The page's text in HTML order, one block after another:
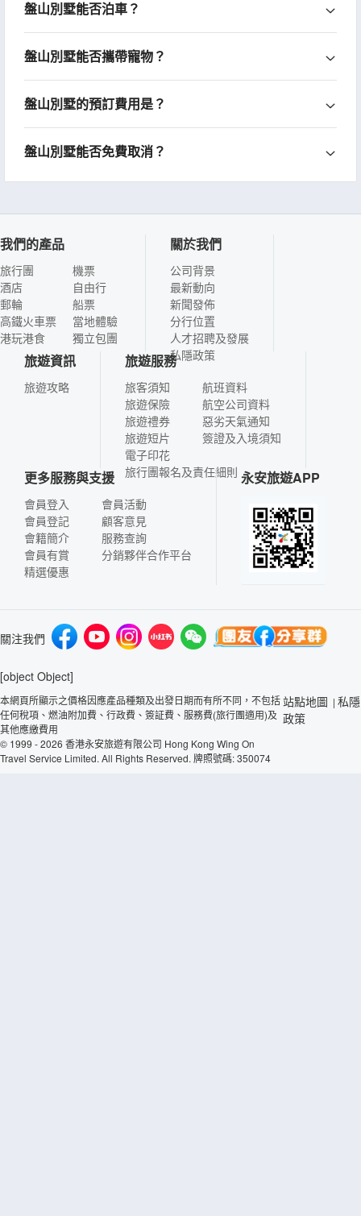
盤山別墅能否泊車？
盤山別墅能否攜帶寵物？
盤山別墅的預訂費用是？
盤山別墅能否免費取消？
我們的產品
旅行團
酒店
郵輪
高鐵火車票
港玩港食
機票
自由行
船票
當地體驗
獨立包團
關於我們
公司背景
最新動向
新聞發佈
分行位置
人才招聘及發展
私隱政策
旅遊資訊
旅遊攻略
旅遊服務
旅客須知
旅遊保險
旅遊禮券
旅遊短片
電子印花
航班資料
航空公司資料
惡劣天氣通知
簽證及入境須知
旅行團報名及責任細則
更多服務與支援
會員登入
會員登記
會籍簡介
會員有賞
精選優惠
會員活動
顧客意見
服務查詢
分銷夥伴合作平台
永安旅遊APP
關注我們
[object Object]
本網頁所顯示之價格因應產品種類及出發日期而有所不同，不包括
任何稅項、燃油附加費、行政費、簽証費、服務費(旅行團適用)及
其他應繳費用
© 1999 - 2026 香港永安旅遊有限公司 Hong Kong Wing On
Travel Service Limited. All Rights Reserved. 牌照號碼: 350074
站點地圖 | 私隱
政策